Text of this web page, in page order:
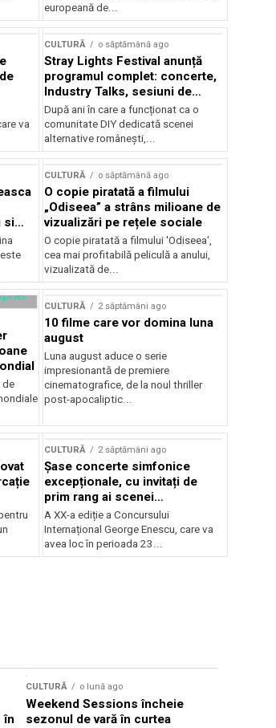
europeană de...
va
CULTURĂ o săptămână ago
Stray Lights Festival anunță
programul complet: concerte,
Industry Talks, sesiuni de
audiție și noi opțiuni de
participare pentru public
După ani în care a funcționat ca o
comunitate DIY dedicată scenei
alternative românești,...
si
2
din
CULTURĂ o săptămână ago
O copie piratată a filmului
„Odiseea” a strâns milioane de
vizualizări pe rețele sociale
O copie piratată a filmului 'Odiseea',
cea mai profitabilă peliculă a anului,
vizualizată de...
de
CULTURĂ 2 săptămâni ago
10 filme care vor domina luna
august
Luna august aduce o serie
impresionantă de premiere
cinematografice, de la noul thriller
post-apocaliptic...
CULTURĂ 2 săptămâni ago
Șase concerte simfonice
excepționale, cu invitați de
prim rang ai scenei
internaționale și ansambluri
orchestrale românești de
prestigiu, în programul
Concursului Enescu 2026
A XX-a ediție a Concursului
Internațional George Enescu, care va
avea loc în perioada 23...
în
CULTURĂ o lună ago
Weekend Sessions încheie
sezonul de vară în curtea